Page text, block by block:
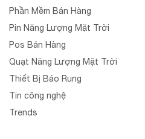
Phần Mềm Bán Hàng
Pin Năng Lượng Mặt Trời
Pos Bán Hàng
Quạt Năng Lượng Mặt Trời
Thiết Bị Báo Rung
Tin công nghệ
Trends